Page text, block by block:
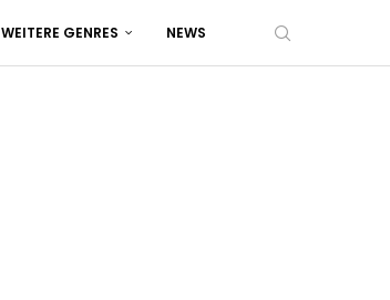
WEITERE GENRES NEWS